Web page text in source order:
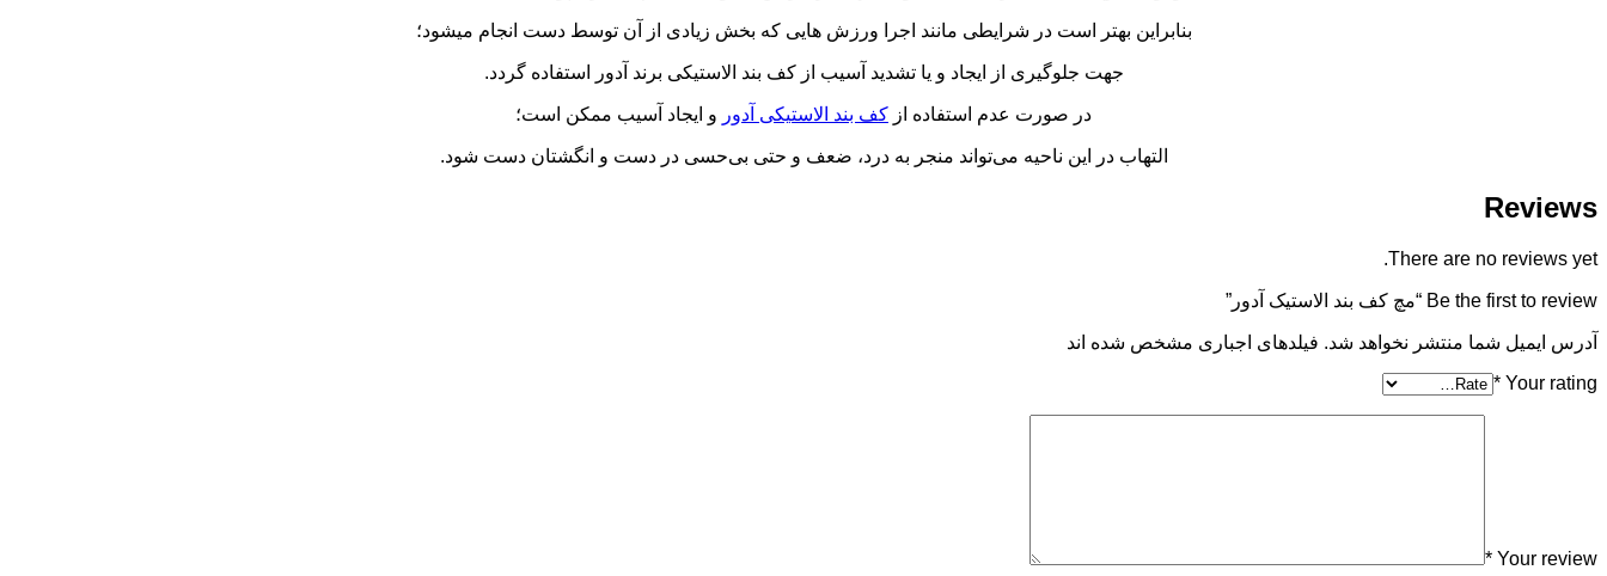
بنابراین بهتر است در شرایطی مانند اجرا ورزش هایی که بخش زیادی از آن توسط دست انجام میشود؛
جهت جلوگیری از ایجاد و یا تشدید آسیب از کف بند الاستیکی برند آدور استفاده گردد.
در صورت عدم استفاده از کف بند الاستیکی آدور و ایجاد آسیب ممکن است؛
التهاب در این ناحیه می‌تواند منجر به درد، ضعف و حتی بی‌حسی در دست و انگشتان دست شود.
Reviews
There are no reviews yet.
Be the first to review “مچ کف بند الاستیک آدور”
آدرس ایمیل شما منتشر نخواهد شد. فیلدهای اجباری مشخص شده اند
Your rating
*
Your review
*